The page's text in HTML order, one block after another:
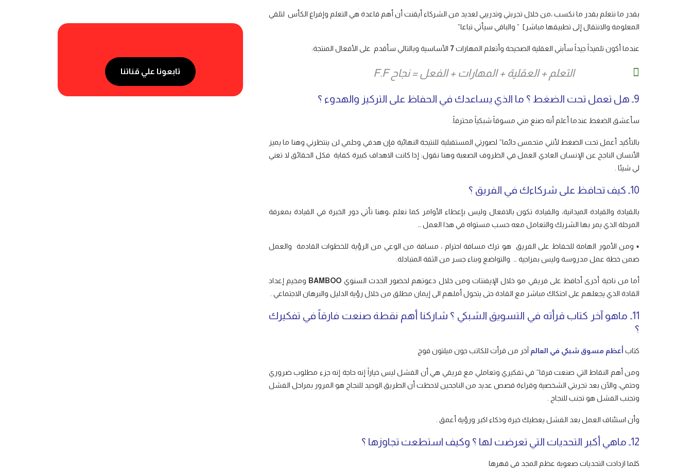
تابعونا علي قناتنا
بقدر ما نتعلم بقدر ما نكسب ،من خلال تجربتي وتدريبي لعديد من الشركاء أيقنت أن أهم قاعدة هي التعلم وإفراغ الكأس لتلقي
المعلومة والانتقال إلى تطبيقها مباشر] ” والباقي سيأتي تباعا”
عندما أكون تلميذاً جيداً سأبني العقلية الصحيحة وأتعلم المهارات 7 الأساسية وبالتالي سأقدم على الأفعال المنتجة:
التعلم + العقلية + المهارات + الفعل = نجاح F.F
9ـ هل تعمل تحت الضغط ؟ ما الذي يساعدك في الحفاظ على التركيز والهدوء ؟
سأعشق الضغط عندما أعلم أنه صنع مني مسوقاً شبكياً محترفاً.
بالتأكيد أعمل تحت الضغط لأنني متحمس دائما” لصورتي المستقبلية للنتيجة النهائية فإن هدفي وحلمي لن ينتظرني وهنا ما يميز
الأنسان الناجح عن الإنسان العادي العمل في الظروف الصعبة وهنا نقول: إذا كانت الاهداف كبيرة كفاية فكل الحقائق لا تعني
لي شيئا .
10ـ كيف تحافظ على شركاءك في الفريق ؟
بالقيادة والقيادة الميدانية، والقيادة تكون بالافعال وليس بإعطاء الأوامر كما نعلم ،وهنا تأتي دور الخبرة في القيادة بمعرفة
المرحلة الذي يمر بها الشريك والتعامل معه حسب مستواه في هذا العمل …
▪️ ومن الأمور الهامة للحفاظ على الفريق هو ترك مسافة احترام ، مسافة من الوعي من الرؤية للخطوات القادمة والعمل
ضمن خطة عمل مدروسة وليس بمزاجية … والتواضع وبناء جسر من الثقة المتبادلة.
أما من ناحية أخرى أحافظ على فريقي مو خلال الإيفنتات ومن خلال دعوتهم لحضور الحدث السنوي BAMBOO ومخيم إعداد
القادة الذي يجعلهم على احتكاك مباشر مع القادة حتى يتحول أملهم الى إيمان مطلق من خلال رؤية الدليل والبرهان الاجتماعي .
11ـ ماهو آخر كتاب قرأته في التسويق الشبكي ؟ شاركنا أهم نقطة صنعت فارقاً في تفكيرك
؟
كتاب أعظم مسوق شبكي في العالم آخر من قرأت للكاتب جون ميلتون فوج
ومن أهم النقاط التي صنعت فرقا” في تفكيري وتعاملي مع فريقي هي أن الفشل ليس خياراً إنه حاجة إنه جزء مطلوب ضروري
وحتمي، والآن بعد تجربتي الشخصية وقراءة قصص عديد من الناجحين لاحظت أن الطريق الوحيد للنجاح هو المرور بمراحل الفشل
وتجنب الفشل هو تجنب للنجاح .
وأن استئناف العمل بعد الفشل يعطيك خبرة وذكاء اكبر ورؤية أعمق .
12ـ ماهي أكبر التحديات التي تعرضت لها ؟ وكيف استطعت تجاوزها ؟
كلما ازدادت التحديات صعوبة عظم المجد في قهرها